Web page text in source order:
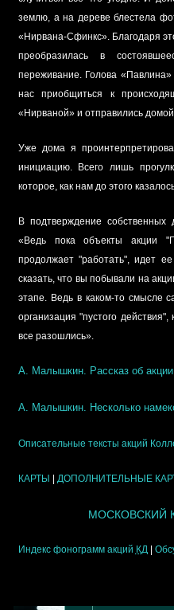
землю, а на дереве блестела
«Нирвана-Сфинкс». Благодаря
преобразилась в
переживание. Голова
нас приобщиться к
«Нирваной» и отправились
Уже дома я
инициацию. Всего лишь
которое, как нам до этого
В подтверждение
«Ведь пока объекты акции
продолжает "работать", идет
сказать, что вы побывали на
этапе. Ведь в каком-то смысле
организация "пустого
все разошлись».
А. Малышкин. Рассказ об
А. Малышкин. Несколько
Описательные тексты акций
КАРТЫ ДОПОЛНИТЕЛЬНЫЕ
МОСКОВСКИЙ
Индекс фонограмм акций КД |